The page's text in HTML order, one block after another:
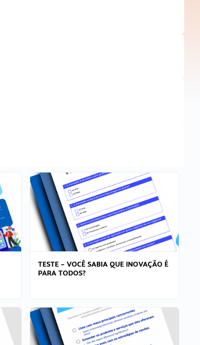
TESTE – VOCÊ SABIA QUE INOVAÇÃO É
PARA TODOS?